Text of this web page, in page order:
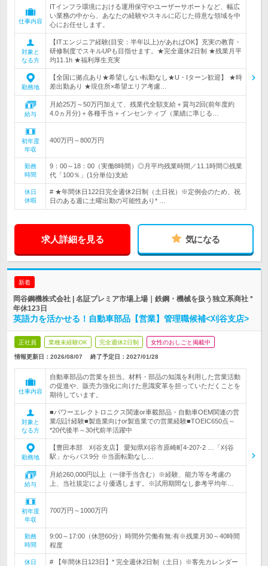
仕事内容
ITインフラ環境における運用保守やユーザーサポートなど、幅広
い業務の中から、あなたの経験やスキルに応じた得意な領域を中
心にお任せします。
対象と
なる方
【ITエンジニア経験(目安：半年以上)があればOK】充実の教育・
研修制度でスキルUPも目指せます。★完全週休2日制 ★残業月平
均11.1h ★福利厚生充実
勤務地
【全国に拠点あり★希望しない転勤なし★U・Iターン歓迎】 ★時
差出勤あり ★現住所×希望エリア考慮…
給与
月給25万～50万円加えて、残業代全額支給＋賞与2回(前年度約
4.0ヵ月分)＋各種手当＋インセンティブ（業績に準じる…
初年度
年収
400万円～800万円
勤務
時間
9：00～18：00（実働8時間）◎月平均残業時間／11.1時間◎残業
代「100％」(1分単位)支給
休日
休暇
# ★年間休日122日完全週休2日制（土日祝）※定例会のため、祝
日のある週に土曜出勤の可能性あり* …
求人詳細を見る 気になる
新着
岡谷鋼機株式会社 | 名証プレミア市場上場｜鉄鋼・機械を扱う独立系商社 *
年休123日
英語力を活かせる！自動車部品【営業】管理職候補<刈谷支店>
正社員 業種未経験OK 完全週休2日制 女性のおしごと掲載中
情報更新日：2026/08/07 終了予定日： 2027/01/28
仕事内容
自動車部品の営業を担当。材料・部品の知識を利用した営業活動
の促進や、販売力強化に向けた意識変革を担っていただくことを
期待しています。
対象と
なる方
■パワーエレクトロニクス関連or車載部品・自動車OEM関連の営
業/設計経験■製造業向けor製造業での営業経験■TOEIC650点～
*20代後半～30代前半活躍中
勤務地
【豊田本部 刈谷支店】 愛知県刈谷市原崎町4-207-2 …「刈谷
駅」からバス9分 ※当面転勤なし…
給与
月給260,000円以上（一律手当含む）※経験、能力等を考慮の
上、当社規定により優遇します。※試用期間なし参考平均年…
初年度
年収
700万円～1000万円
勤務
時間
9:00～17:00（休憩60分）時間外労働有無:有※残業月30～40時間
程度
休日
# 【年間休日123日】* 完全週休2日制（土日）※客先カレンダー